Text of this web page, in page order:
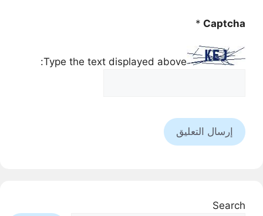
Captcha
*
Type the text displayed above:
Search